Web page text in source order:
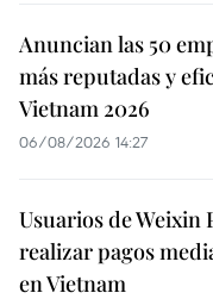
Anuncian las 50
más reputadas y
Vietnam 2026
06/08/2026 14:27
Usuarios de Weixin
realizar pagos
en Vietnam